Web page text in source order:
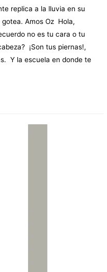
replica a la lluvia en su
Amos Oz Hola,
no es tu cara o tu
¡Son tus piernas!,
Y la escuela en donde te